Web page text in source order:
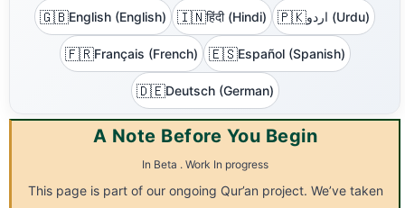
🇬🇧English (English) 🇮🇳हिंदी (Hindi) 🇵🇰 اردو (Urdu)
🇫🇷Français (French) 🇪🇸Español (Spanish)
🇩🇪Deutsch (German)
A Note Before You Begin
In Beta . Work In progress
This page is part of our ongoing Qur’an project. We’ve taken